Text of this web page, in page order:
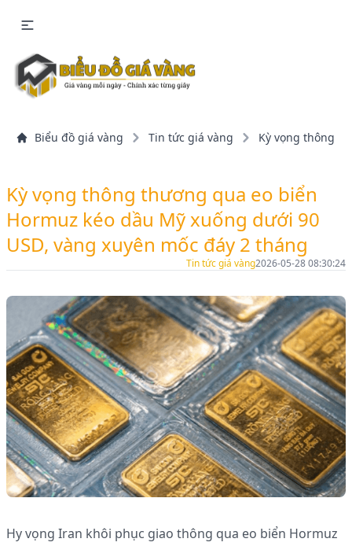
Biểu đồ giá vàng Tin tức giá vàng Kỳ vọng thông
Kỳ vọng thông thương qua eo biển
Hormuz kéo dầu Mỹ xuống dưới 90
USD, vàng xuyên mốc đáy 2 tháng
Tin tức giá vàng2026-05-28 08:30:24
Hy vọng Iran khôi phục giao thông qua eo biển Hormuz